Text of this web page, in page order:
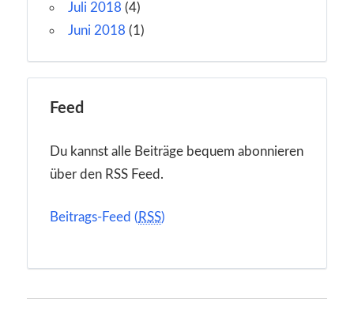
Juli 2018 (4)
Juni 2018 (1)
Feed
Du kannst alle Beiträge bequem abonnieren
über den RSS Feed.
Beitrags-Feed ( RSS)